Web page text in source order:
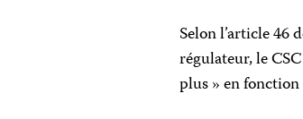
Selon l’article 46
régulateur, le
plus » en